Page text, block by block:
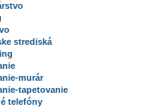
strediská
murár
tapetovanie
telefóny